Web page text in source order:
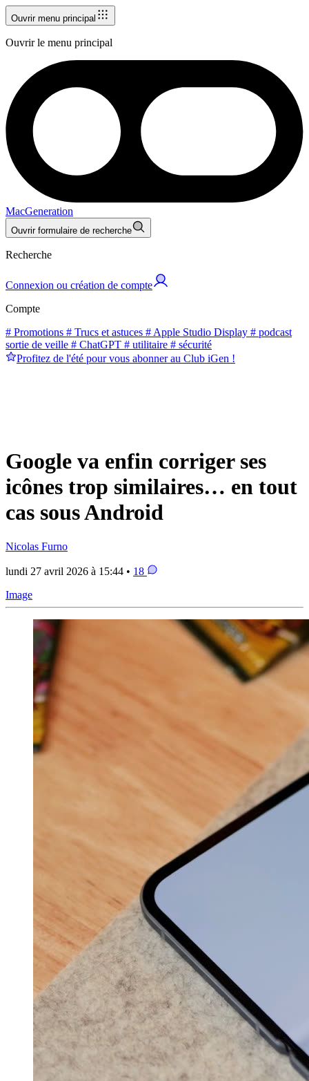
Ouvrir menu principal
Ouvrir le menu principal
MacGeneration
Ouvrir formulaire de recherche
Recherche
Connexion ou création de compte
Compte
# Promotions # Trucs et astuces # Apple Studio Display # podcast
sortie de veille # ChatGPT # utilitaire # sécurité
Profitez de l'été pour vous abonner au Club iGen !
Google va enfin corriger ses
icônes trop similaires… en tout
cas sous Android
Nicolas Furno
lundi 27 avril 2026 à 15:44 • 18
Image